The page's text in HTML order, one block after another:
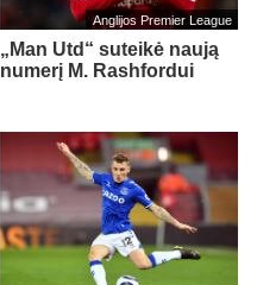
Anglijos Premier League
„Man Utd“ suteikė naują
numerį M. Rashfordui